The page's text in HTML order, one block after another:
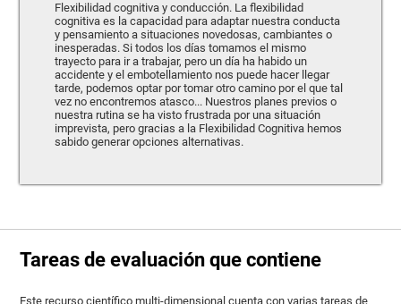
Flexibilidad cognitiva y conducción. La flexibilidad
cognitiva es la capacidad para adaptar nuestra conducta
y pensamiento a situaciones novedosas, cambiantes o
inesperadas. Si todos los días tomamos el mismo
trayecto para ir a trabajar, pero un día ha habido un
accidente y el embotellamiento nos puede hacer llegar
tarde, podemos optar por tomar otro camino por el que tal
vez no encontremos atasco... Nuestros planes previos o
nuestra rutina se ha visto frustrada por una situación
imprevista, pero gracias a la Flexibilidad Cognitiva hemos
sabido generar opciones alternativas.
Tareas de evaluación que contiene
Este recurso científico multi-dimensional cuenta con varias tareas de